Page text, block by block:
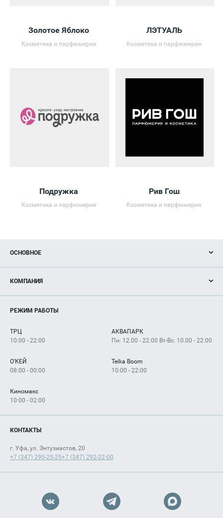
Золотое Яблоко
Косметика и парфюмерия
ЛЭТУАЛЬ
Косметика и парфюмерия
Подружка
Косметика и парфюмерия
Рив Гош
Косметика и парфюмерия
ОСНОВНОЕ
Новости
Магазины
Услуги
КОМПАНИЯ
Рекламодателям
Как добраться
РЕЖИМ РАБОТЫ
ТРЦ
10:00 - 22:00
АКВАПАРК
Пн: 12.00 - 22.00 Вт-Вс: 10.00 - 22.00
О'КЕЙ
08:00 - 00:00
Teika Boom
10:00 - 22:00
Киномакс
10:00 - 02:00
КОНТАКТЫ
г. Уфа, ул. Энтузиастов, 20
+7 (347) 295-25-25+7 (347) 292-22-00